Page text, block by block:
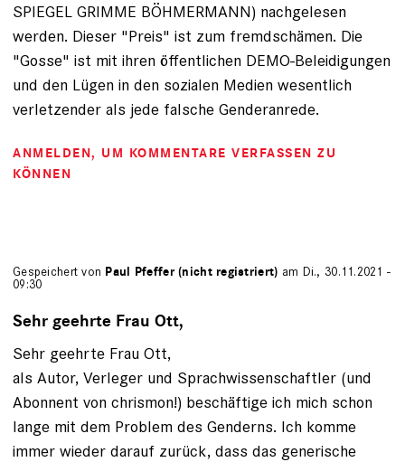
SPIEGEL GRIMME BÖHMERMANN) nachgelesen
werden. Dieser "Preis" ist zum fremdschämen. Die
"Gosse" ist mit ihren öffentlichen DEMO-Beleidigungen
und den Lügen in den sozialen Medien wesentlich
verletzender als jede falsche Genderanrede.
ANMELDEN, UM KOMMENTARE VERFASSEN ZU
KÖNNEN
Gespeichert von Paul Pfeffer (nicht registriert) am Di., 30.11.2021 -
09:30
Sehr geehrte Frau Ott,
Sehr geehrte Frau Ott,
als Autor, Verleger und Sprachwissenschaftler (und
Abonnent von chrismon!) beschäftige ich mich schon
lange mit dem Problem des Genderns. Ich komme
immer wieder darauf zurück, dass das generische